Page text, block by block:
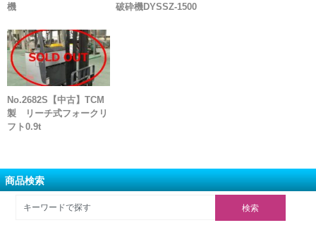
機
破砕機DYSSZ-1500
No.2682S【中古】TCM
製 リーチ式フォークリ
フト0.9t
商品検索